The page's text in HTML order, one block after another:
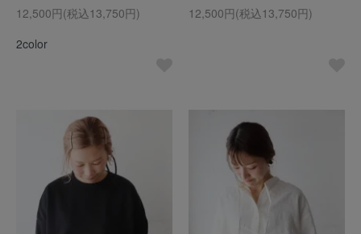
12,500円(税込13,750円)
2color
12,500円(税込13,750円)